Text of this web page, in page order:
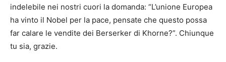
indelebile nei nostri cuori la domanda: “L’unione Europea
ha vinto il Nobel per la pace, pensate che questo possa
far calare le vendite dei Berserker di Khorne?”. Chiunque
tu sia, grazie.